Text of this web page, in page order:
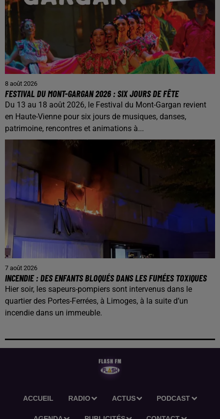
8 août 2026
FESTIVAL DU MONT-GARGAN 2026 : SIX JOURS DE FÊTE
Du 13 au 18 août 2026, le Festival du Mont-Gargan revient
en Haute-Vienne pour six jours de musiques, danses,
patrimoine, rencontres et animations à...
7 août 2026
INCENDIE : DES ENFANTS BLOQUÉS DANS LES FUMÉES TOXIQUES
Hier soir, les sapeurs-pompiers sont intervenus dans le
quartier des Portes-Ferrées, à Limoges, à la suite d’un
incendie dans un immeuble.
ACCUEIL RADIO ACTUS PODCAST